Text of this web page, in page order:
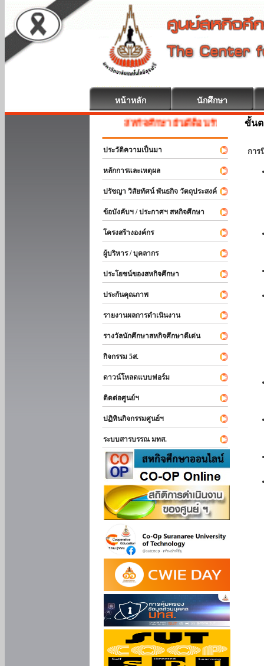
หน้าหลัก นักศึกษา
สหกิจศึกษา ยินดีต้อนรับ
ประวัติความเป็นมา
หลักการและเหตุผล
ปรัชญา วิสัยทัศน์ พันธกิจ วัตถุประสงค์
ข้อบังคับฯ / ประกาศฯ สหกิจศึกษา
โครงสร้างองค์กร
ผู้บริหาร / บุคลากร
ประโยชน์ของสหกิจศึกษา
ประกันคุณภาพ
รายงานผลการดำเนินงาน
รางวัลนักศึกษาสหกิจศึกษาดีเด่น
กิจกรรม 5ส.
ดาวน์โหลดแบบฟอร์ม
ติดต่อศูนย์ฯ
ปฏิทินกิจกรรมศูนย์ฯ
ระบบสารบรรณ มทส.
ขั้นต
การ